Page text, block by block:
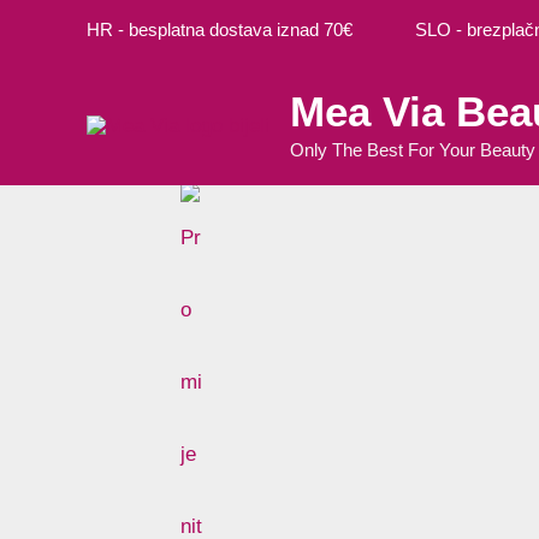
HR - besplatna dostava iznad 70€ SLO -
Mea Via
Only The Best For Your Beauty